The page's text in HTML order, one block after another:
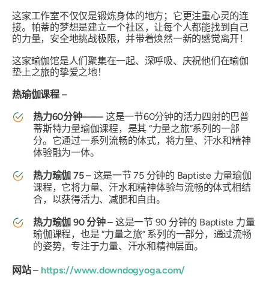
这家工作室不仅仅是锻炼身体的地方；它更注重心灵的连
接。帕蒂的梦想是建立一个社区，让每个人都能找到自己
的力量，安全地挑战极限，并带着焕然一新的感觉离开！
这家瑜伽馆是人们聚集在一起、深呼吸、庆祝他们在瑜伽
垫上之旅的挚爱之地！
热瑜伽课程 –
热力60分钟—— 这是一节60分钟的活力四射的巴普
蒂斯特力量瑜伽课程，是其 “力量之旅”系列的一部
分。它通过一系列流畅的体式，将力量、汗水和精神
体验融为一体。
热力瑜伽 75 – 这是一节 75 分钟的 Baptiste 力量瑜伽
课程，它将力量、汗水和精神体验与流畅的体式相结
合，以获得活力、减肥和自由。
热力瑜伽 90 分钟 – 这是一节 90 分钟的 Baptiste 力量
瑜伽课程，也是“力量之旅”系列的一部分，通过流畅
的姿势，专注于力量、汗水和精神层面。
网站– https://www.downdogyoga.com/